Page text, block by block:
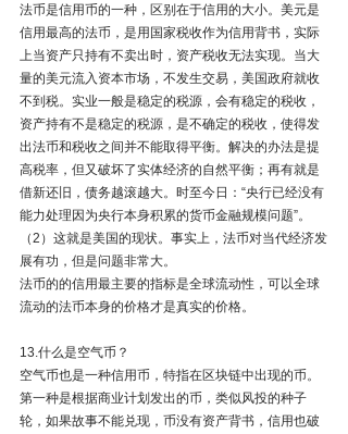
法币是信用币的一种，区别在于信用的大小。美元是
信用最高的法币，是用国家税收作为信用背书，实际
上当资产只持有不卖出时，资产税收无法实现。当大
量的美元流入资本市场，不发生交易，美国政府就收
不到税。实业一般是稳定的税源，会有稳定的税收，
资产持有不是稳定的税源，是不确定的税收，使得发
出法币和税收之间并不能取得平衡。解决的办法是提
高税率，但又破坏了实体经济的自然平衡；再有就是
借新还旧，债务越滚越大。时至今日：“央行已经没有
能力处理因为央行本身积累的货币金融规模问题”。
（2）这就是美国的现状。事实上，法币对当代经济发
展有功，但是问题非常大。
法币的的信用最主要的指标是全球流动性，可以全球
流动的法币本身的价格才是真实的价格。
13.什么是空气币？
空气币也是一种信用币，特指在区块链中出现的币。
第一种是根据商业计划发出的币，类似风投的种子
轮，如果故事不能兑现，币没有资产背书，信用也破